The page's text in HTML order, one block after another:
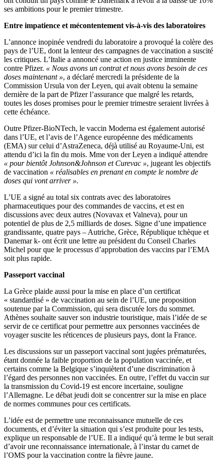
ses ambitions pour le premier trimestre.
Entre impatience et mécontentement vis-à-vis des laboratoires
L’annonce inopinée vendredi du laboratoire a provoqué la colère des
pays de l’UE, dont la lenteur des campagnes de vaccination a suscité
les critiques. L’Italie a annoncé une action en justice imminente
contre Pfizer. « Nous avons un contrat et nous avons besoin de ces
doses maintenant », a déclaré mercredi la présidente de la
Commission Ursula von der Leyen, qui avait obtenu la semaine
dernière de la part de Pfizer l’assurance que malgré les retards,
toutes les doses promises pour le premier trimestre seraient livrées à
cette échéance.
Outre Pfizer-BioNTech, le vaccin Moderna est également autorisé
dans l’UE, et l’avis de l’Agence européenne des médicaments
(EMA) sur celui d’AstraZeneca, déjà utilisé au Royaume-Uni, est
attendu d’ici la fin du mois. Mme von der Leyen a indiqué attendre
« pour bientôt Johnson&Johnson et Curevac », jugeant les objectifs
de vaccination « réalisables en prenant en compte le nombre de
doses qui vont arriver ».
L’UE a signé au total six contrats avec des laboratoires
pharmaceutiques pour des commandes de vaccins, et est en
discussions avec deux autres (Novavax et Valneva), pour un
potentiel de plus de 2,5 milliards de doses. Signe d’une impatience
grandissante, quatre pays – Autriche, Grèce, République tchèque et
Danemar k- ont écrit une lettre au président du Conseil Charles
Michel pour que le processus d’approbation des vaccins par l’EMA
soit plus rapide.
Passeport vaccinal
La Grèce plaide aussi pour la mise en place d’un certificat
« standardisé » de vaccination au sein de l’UE, une proposition
soutenue par la Commission, qui sera discutée lors du sommet.
Athènes souhaite sauver son industrie touristique, mais l’idée de se
servir de ce certificat pour permettre aux personnes vaccinées de
voyager suscite les réticences de plusieurs pays, dont la France.
Les discussions sur un passeport vaccinal sont jugées prématurées,
étant donnée la faible proportion de la population vaccinée, et
certains comme la Belgique s’inquiètent d’une discrimination à
l’égard des personnes non vaccinées. En outre, l’effet du vaccin sur
la transmission du Covid-19 est encore incertaine, souligne
l’Allemagne. Le débat jeudi doit se concentrer sur la mise en place
de normes communes pour ces certificats.
L’idée est de permettre une reconnaissance mutuelle de ces
documents, et d’éviter la situation qui s’est produite pour les tests,
explique un responsable de l’UE. Il a indiqué qu’à terme le but serait
d’avoir une reconnaissance internationale, à l’instar du carnet de
l’OMS pour la vaccination contre la fièvre jaune.